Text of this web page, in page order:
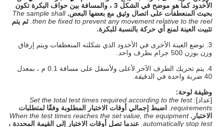
الأخدود كما هو موضح في الشكل 3 ، والمسافة بين حواف البكرة تكون
بحيث المنعطفات على اتصال وثيق مع بعضها البعض. The sample shall
then be fixed to prevent any movement relative to the reel.
ثم يتم
تثبيت العينة لمنع أي حركة بالنسبة للبكرة.
3. توضع العينة الأخرى في الأخدود الذي شكلته المنعطفات ويتم إرفاق
وزن بوزن 500 جرام بطرف واحد.
4. يتم تحريك الطرف الآخر لأعلى ولأسفل على مسافة 0.1 م ، بمعدل
40 ضربة واحدة في الدقيقة.
وظيفة لوحة:
[عداد]:Set the total test times required according to the test
requirements.
اضبط إجمالي أوقات الاختبار المطلوبة وفقًا لمتطلبات
الاختبار. When the test times reaches the set value, the equipment
automatically stop test.
عندما تصل أوقات الاختبار إلى القيمة المحددة ،